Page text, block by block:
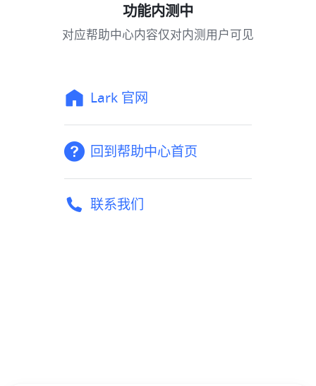
功能内测中
对应帮助中心内容仅对内测用户可见
Lark 官网
回到帮助中心首页
联系我们